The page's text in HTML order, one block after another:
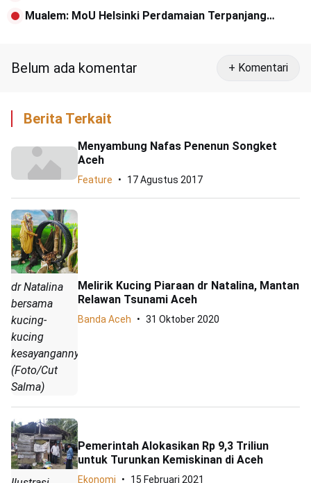
Banda Aceh
Mualem: MoU Helsinki Perdamaian Terpanjang
Belum ada komentar + Komentari
Berita Terkait
Menyambung Nafas Penenun Songket
Aceh
Feature 17 Agustus 2017
dr Natalina
bersama
kucing-
kucing
kesayangannya.
(Foto/Cut
Salma)
Melirik Kucing Piaraan dr Natalina, Mantan
Relawan Tsunami Aceh
Banda Aceh 31 Oktober 2020
Pemerintah Alokasikan Rp 9,3 Triliun
untuk Turunkan Kemiskinan di Aceh
Ekonomi 15 Februari 2021